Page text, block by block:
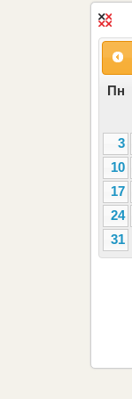
Пн
3
10
17
24
31